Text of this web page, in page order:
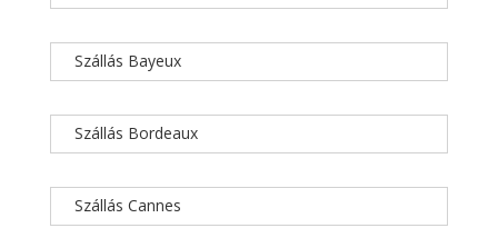
Szállás Bayeux
Szállás Bordeaux
Szállás Cannes